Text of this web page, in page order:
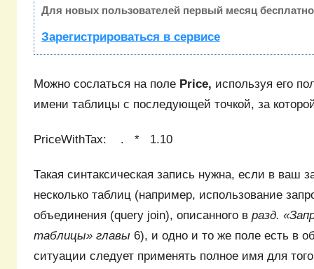
Для новых пользователей первый месяц
Зарегистрироваться в сервисе
Можно сослаться на поле Price, используя его
имени таблицы с последующей точкой, за
PriceWithTax: . * 1.10
Такая синтаксическая запись нужна, если в ваш
несколько таблиц (например, использование
объединения (query join), описанного в разд.
таблицы» главы 6), и одно и то же поле есть в
ситуации следует применять полное имя для